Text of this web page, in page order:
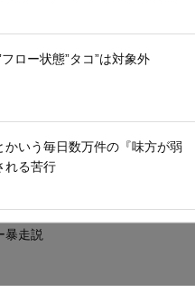
フロー状態”タコ”は対象外
かいう毎日数万件の『味方が弱
れる苦行
暴走説